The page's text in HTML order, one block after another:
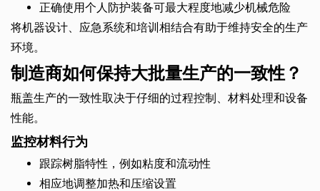
正确使用个人防护装备可最大程度地减少机械危险
将机器设计、应急系统和培训相结合有助于维持安全的生产
环境。
制造商如何保持大批量生产的一致性？
瓶盖生产的一致性取决于仔细的过程控制、材料处理和设备
性能。
监控材料行为
跟踪树脂特性，例如粘度和流动性
相应地调整加热和压缩设置